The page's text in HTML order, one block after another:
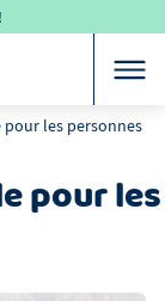
les personnes
pour les